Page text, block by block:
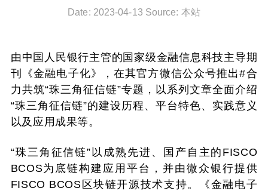
Date: 2023-04-13 Source: 本站
由中国人民银行主管的国家级金融信息科技主导期
刊《金融电子化》，在其官方微信公众号推出#合
力共筑“珠三角征信链”专题，以系列文章全面介绍
“珠三角征信链”的建设历程、平台特色、实践意义
以及应用成果等。
“珠三角征信链”以成熟先进、国产自主的 FISCO
BCOS为底链构建应用平台，并由微众银行提供
FISCO BCOS 区块链开源技术支持。
《金融电子